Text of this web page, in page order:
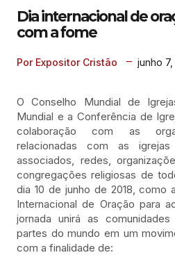
Dia internacional de
com a fome
Por Expositor Cristão junho 7,
O Conselho Mundial de
Mundial e a Conferência de
colaboração com as
relacionadas com as
associados, redes,
congregações religiosas de
dia 10 de junho de 2018, como
Internacional de Oração para
jornada unirá as
partes do mundo em um
com a finalidade de: